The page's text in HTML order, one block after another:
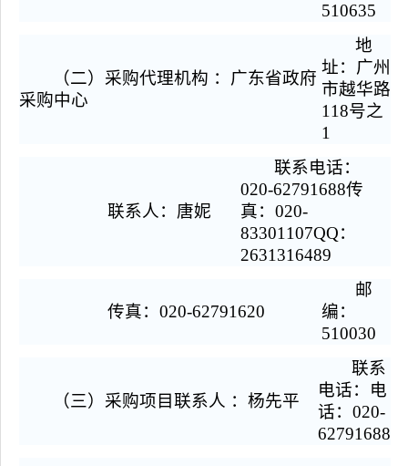
510635
（二）采购代理机构 ：广东省政府
采购中心
地
址：广州
市越华路
118号之
1
联系人：唐妮
联系电话：
020-62791688传
真：020-
83301107QQ：
2631316489
传真：020-62791620
邮
编：
510030
（三）采购项目联系人 ：杨先平
联系
电话：电
话：020-
62791688